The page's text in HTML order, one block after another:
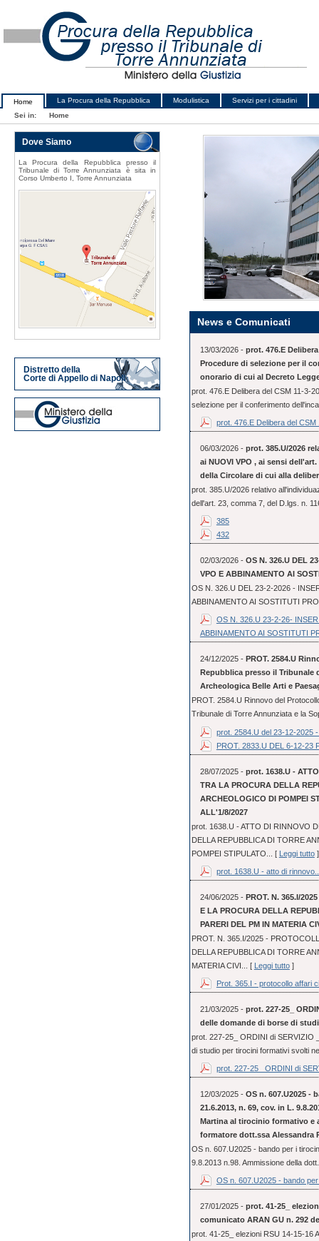
Home La Procura della Repubblica Modulistica
Servizi per i cittadini
Sei in:
Home
News e Comunicati
13/03/2026 - prot. 476.E
Procedure di selezione per il
onorario di cui al Decreto
prot. 476.E Delibera del CSM 11-3-
selezione per il conferimento
prot. 476.E Delibera del CSM
06/03/2026 - prot. 385.U/2026
ai NUOVI VPO , ai sensi
della Circolare di cui alla
prot. 385.U/2026 relativo
dell'art. 23, comma 7, del D.lgs. n.
385
432
02/03/2026 - OS N. 326.U DEL
VPO E ABBINAMENTO AI
OS N. 326.U DEL 23-2-2026 -
ABBINAMENTO AI SOSTITUTI
OS N. 326.U 23-2-26-
ABBINAMENTO AI SOSTITUTI
24/12/2025 - PROT. 2584.U
Repubblica presso il Tribunale
Archeologica Belle Arti e
PROT. 2584.U Rinnovo del
Tribunale di Torre Annunziata e la
prot. 2584.U del 23-12-2025
PROT. 2833.U DEL 6-12-23
28/07/2025 - prot. 1638.U -
TRA LA PROCURA DELLA
ARCHEOLOGICO DI POMPEI
ALL'1/8/2027
prot. 1638.U - ATTO DI RINNOVO
DELLA REPUBBLICA DI TORRE
POMPEI STIPULATO... [ Leggi tutto]
prot. 1638.U - atto di
24/06/2025 - PROT. N. 365.I/
E LA PROCURA DELLA
PARERI DEL PM IN MATERIA
PROT. N. 365.I/2025 -
DELLA REPUBBLICA DI TORRE
MATERIA CIVI... [ Leggi tutto]
Prot. 365.I - protocollo affari
21/03/2025 - prot. 227-25_
delle domande di borse di
prot. 227-25_ ORDINI di SERVIZIO
di studio per tirocini formativi svolti
prot. 227-25_ ORDINI di
12/03/2025 - OS n. 607.U2025 -
21.6.2013, n. 69, cov. in L.
Martina al tirocinio formativo e
formatore dott.ssa Alessandra
OS n. 607.U2025 - bando per i
9.8.2013 n.98. Ammissione della
OS n. 607.U2025 - bando
27/01/2025 - prot. 41-25_
comunicato ARAN GU n. 292
prot. 41-25_ elezioni RSU 14-15-16
Dove Siamo
La Procura della Repubblica presso il
Tribunale di Torre Annunziata è sita in
Corso Umberto I, Torre Annunziata
Distretto della
Corte di Appello di Napoli